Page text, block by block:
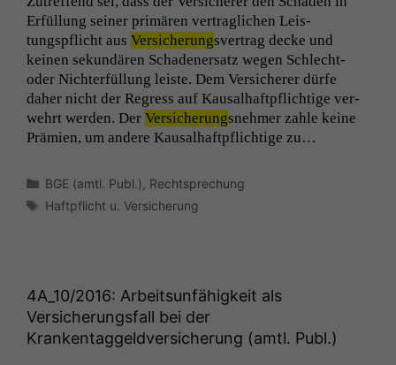
Erfül­lung sein­er primären ver­traglichen Leis­
tungspflicht aus Ver­sicherungsver­trag decke und
keinen sekundären Schaden­er­satz wegen Schlecht-
oder Nichter­fül­lung leiste. Dem Ver­sicher­er dürfe
daher nicht der Regress auf Kausal­haftpflichtige ver­
wehrt wer­den. Der Ver­sicherungsnehmer zahle keine
Prämien, um andere Kausal­haftpflichtige zu…
Kategorien
BGE (amtl. Publ.) Rechtsprechung
Schlagwörter
Haftpflicht u. Versicherung
4A_10/2016: Arbeitsunfähigkeit als
Versicherungsfall bei der
Krankentaggeldversicherung (amtl. Publ.)